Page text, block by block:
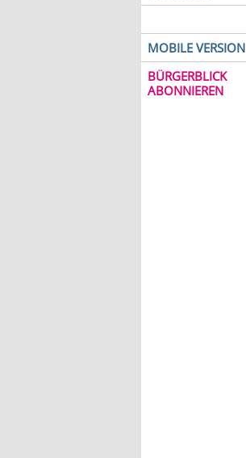
MOBILE VERSION
BÜRGERBLICK
ABONNIEREN